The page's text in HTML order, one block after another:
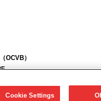
）
2F
Cookie Settings